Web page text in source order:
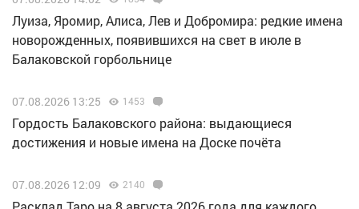
Луиза, Яромир, Алиса, Лев и Добромира: редкие имена
новорожденных, появившихся на свет в июле в
Балаковской горбольнице
07.08.2026 13:25 1453
Гордость Балаковского района: выдающиеся
достижения и новые имена на Доске почёта
07.08.2026 12:09 2140